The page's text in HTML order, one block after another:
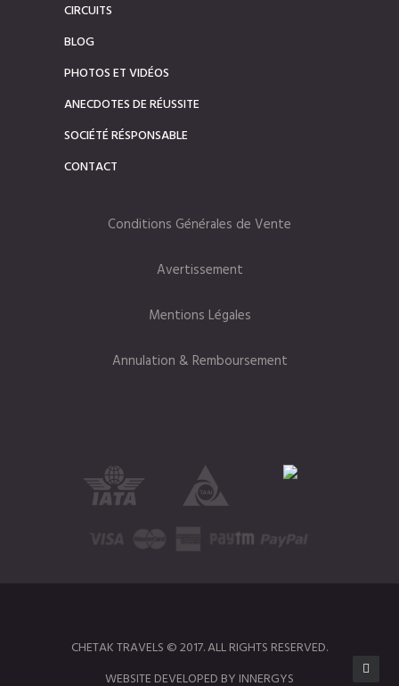
CIRCUITS
BLOG
PHOTOS ET VIDÉOS
ANECDOTES DE RÉUSSITE
SOCIÉTÉ RÉSPONSABLE
CONTACT
Conditions Générales de Vente
Avertissement
Mentions Légales
Annulation & Remboursement
CHETAK TRAVELS © 2017. ALL RIGHTS RESERVED.
WEBSITE DEVELOPED BY INNERGYS